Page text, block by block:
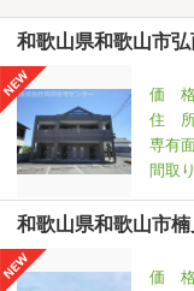
和歌山県和歌山市弘
価
住
専有
間取り
和歌山県和歌山市楠
価